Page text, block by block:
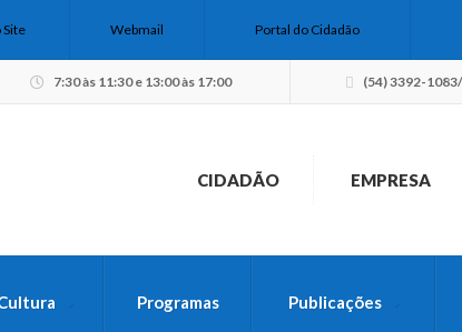
Site Webmail Portal do Cidadão
7:30 às 11:30 e 13:00 às 17:00 (54) 3392-
CIDADÃO EMPRESA
Programas Publicações